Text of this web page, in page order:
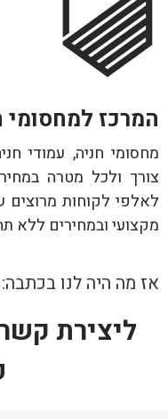
המרכז למחסומי
מחסומי חניה, עמודי
צורך ולכל מטרה
לאלפי לקוחות מרוצים
מקצועי ובמחירים ללא
אז מה היה לנו בכתבה:
ליצירת